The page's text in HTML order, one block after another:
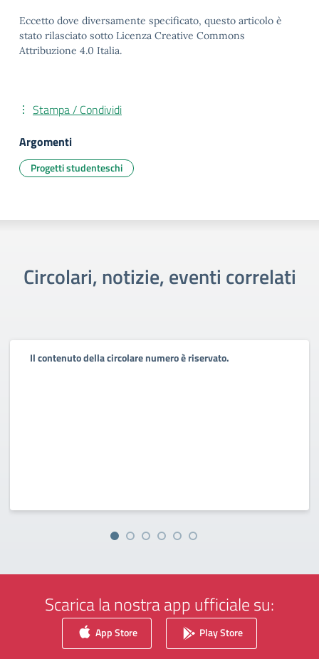
Eccetto dove diversamente specificato, questo articolo è
stato rilasciato sotto Licenza Creative Commons
Attribuzione 4.0 Italia.
Stampa / Condividi
Argomenti
Progetti studenteschi
Circolari, notizie, eventi correlati
Il contenuto della circolare numero è riservato.
Scarica la nostra app ufficiale su:
App Store Play Store